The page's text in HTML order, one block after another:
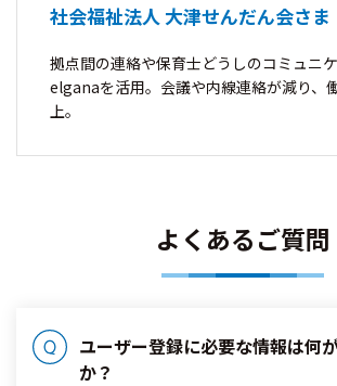
社会福祉法人 大津せんだん会さま
拠点間の連絡や保育士どうしのコミュニ
elganaを活用。会議や内線連絡が減り、
上。
よくあるご質問
ユーザー登録に必要な情報は何
か？